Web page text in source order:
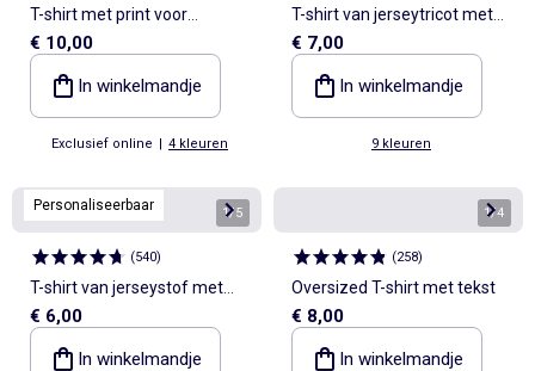
T-shirt met print voor
borstvoeding
€ 10,00
In winkelmandje
Exclusief online | 4 kleuren
T-shirt van jerseytricot met
korte geribde mouwen
€ 7,00
In winkelmandje
9 kleuren
Personaliseerbaar 1/5
(540)
T-shirt van jerseystof met
korte mouwen
€ 6,00
In winkelmandje
1/4
(258)
Oversized T-shirt met tekst
€ 8,00
In winkelmandje